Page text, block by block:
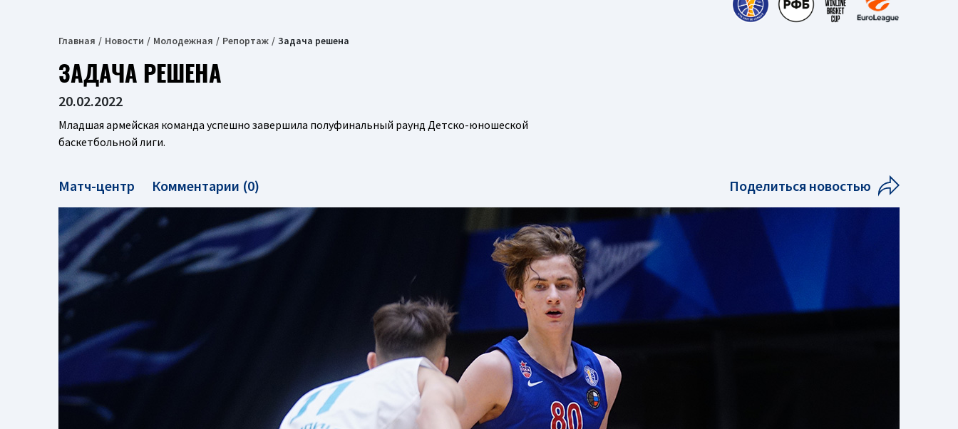
Главная Новости Молодежная Репортаж Задача решена
ЗАДАЧА РЕШЕНА
20.02.2022
Младшая армейская команда успешно завершила полуфинальный раунд Детско-юношеской
баскетбольной лиги.
Матч-центр Комментарии (0) Поделиться новостью